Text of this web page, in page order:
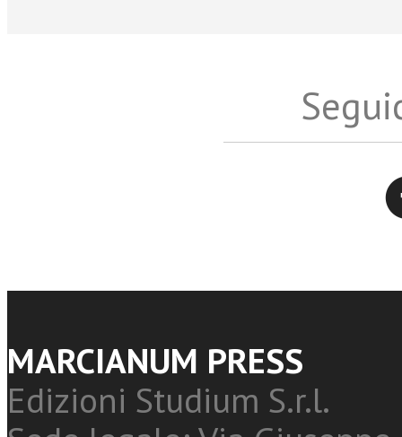
MARCIANUM PRESS
Edizioni Studium S.r.l.